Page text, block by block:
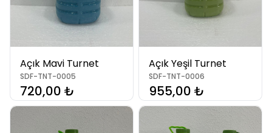
Açık Mavi Turnet
SDF-TNT-0005
720,00 ₺
Açık Yeşil Turnet
SDF-TNT-0006
955,00 ₺